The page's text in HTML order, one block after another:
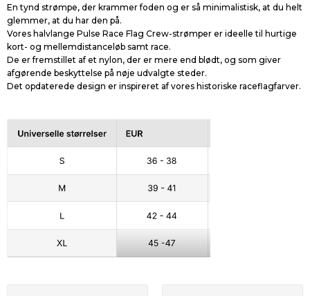
En tynd strømpe, der krammer foden og er så minimalistisk, at du helt
glemmer, at du har den på.
Vores halvlange Pulse Race Flag Crew-strømper er ideelle til hurtige
kort- og mellemdistanceløb samt race.
De er fremstillet af et nylon, der er mere end blødt, og som giver
afgørende beskyttelse på nøje udvalgte steder.
Det opdaterede design er inspireret af vores historiske raceflagfarver.